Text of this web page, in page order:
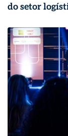
do setor